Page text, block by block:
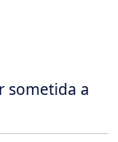
sometida a